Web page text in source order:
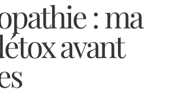
THÉRAPIES
A PROPOS
: ma
avant